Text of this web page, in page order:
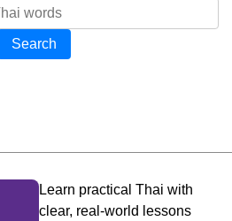
Search
Learn practical Thai with
clear, real-world lessons